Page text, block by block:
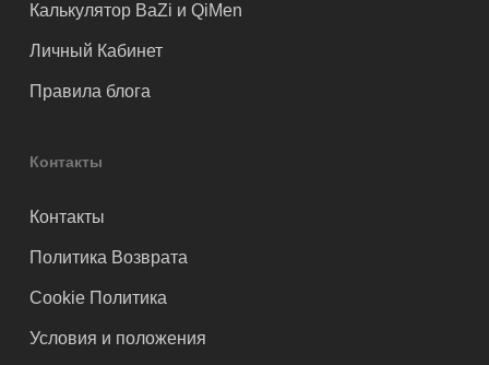
Калькулятор BaZi и QiMen
Личный Кабинет
Правила блога
Контакты
Контакты
Политика Возврата
Cookie Политика
Условия и положения